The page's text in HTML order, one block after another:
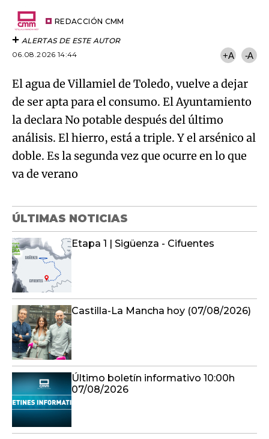
REDACCIÓN CMM
ALERTAS DE ESTE AUTOR
06.08.2026 14:44
+A -A
El agua de Villamiel de Toledo, vuelve a dejar
de ser apta para el consumo. El Ayuntamiento
la declara No potable después del último
análisis. El hierro, está a triple. Y el arsénico al
doble. Es la segunda vez que ocurre en lo que
va de verano
ÚLTIMAS NOTICIAS
Etapa 1 | Sigüenza - Cifuentes
Castilla-La Mancha hoy (07/08/2026)
Último boletín informativo 10:00h
07/08/2026